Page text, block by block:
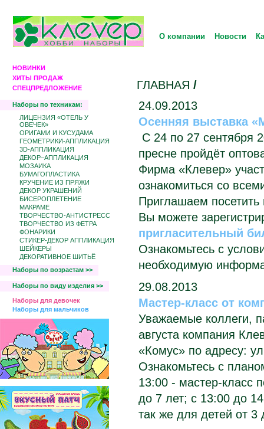
О компании Новости
НОВИНКИ
ХИТЫ ПРОДАЖ
СПЕЦПРЕДЛОЖЕНИЕ
Наборы по техникам:
ЛИЦЕНЗИЯ «ОТЕЛЬ У
ОВЕЧЕК»
ОРИГАМИ И КУСУДАМА
ГЕОМЕТРИКИ-АППЛИКАЦИЯ
3D-АППЛИКАЦИЯ
ДЕКОР–АППЛИКАЦИЯ
МОЗАИКА
БУМАГОПЛАСТИКА
КРУЧЕНИЕ ИЗ ПРЯЖИ
ДЕКОР УКРАШЕНИЙ
БИCЕРОПЛЕТЕНИЕ
МАКРАМЕ
ТВОРЧЕСТВО-АНТИСТРЕСС
ТВОРЧЕСТВО ИЗ ФЕТРА
ФОНАРИКИ
СТИКЕР-ДЕКОР АППЛИКАЦИЯ
ШЕЙКЕРЫ
ДЕКОРАТИВНОЕ ШИТЬЁ
Наборы по возрастам >>
Наборы по виду изделия >>
Наборы для девочек
Наборы для мальчиков
ГЛАВНАЯ /
24.09.2013
Осенняя выставка
С 24 по 27 сентября
пресне пройдёт
Фирма «Клевер»
ознакомиться со
Приглашаем посетить
Вы можете
пригласительный
Ознакомьтесь с
необходимую
29.08.2013
Мастер-класс от
Уважаемые коллеги,
августа компания
«Комус» по адресу:
Ознакомьтесь с
13:00 - мастер-класс
до 7 лет; с 13:00 до
так же для детей от 3